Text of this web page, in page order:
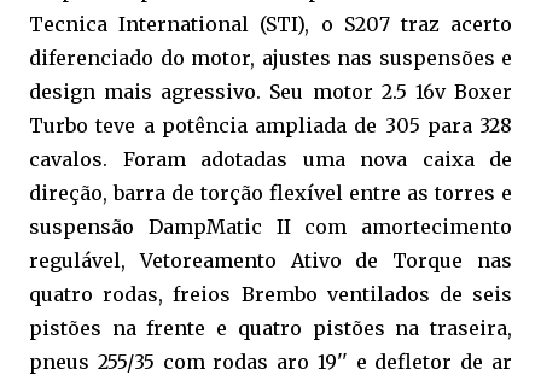
Tecnica International (STI), o S207 traz acerto
diferenciado do motor, ajustes nas suspensões e
design mais agressivo. Seu motor 2.5 16v Boxer
Turbo teve a potência ampliada de 305 para 328
cavalos. Foram adotadas uma nova caixa de
direção, barra de torção flexível entre as torres e
suspensão DampMatic II com amortecimento
regulável, Vetoreamento Ativo de Torque nas
quatro rodas, freios Brembo ventilados de seis
pistões na frente e quatro pistões na traseira,
pneus 255/35 com rodas aro 19'' e defletor de ar